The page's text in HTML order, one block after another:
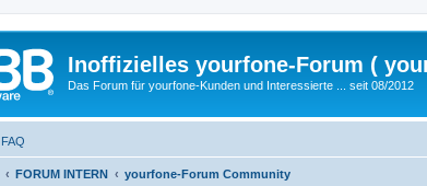
Inoffizielles yourfone-Forum (
Das Forum für yourfone-Kunden und Interessierte ... seit 08/2012
FAQ
FORUM INTERN yourfone-Forum Community